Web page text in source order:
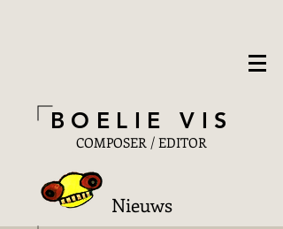
BOELIE ​VIS
COMPOSER / EDITOR
Nieuws